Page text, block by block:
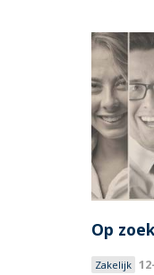
Op
Zakelijk